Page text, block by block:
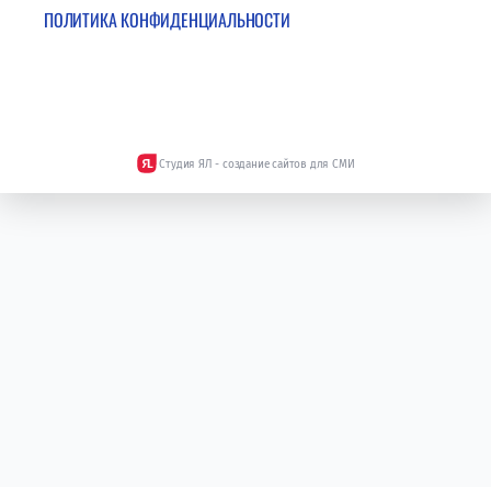
ПОЛИТИКА КОНФИДЕНЦИАЛЬНОСТИ
Студия ЯЛ - создание сайтов для СМИ